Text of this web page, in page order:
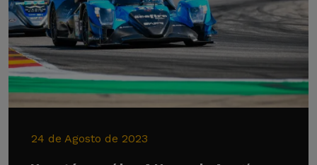
24 de Agosto de 2023